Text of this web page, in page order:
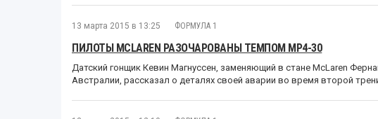
13 марта 2015 в 13:25 ФОРМУЛА 1
ПИЛОТЫ MCLAREN РАЗОЧАРОВАНЫ ТЕМПОМ МР4-30
Датский гонщик Кевин Магнуссен, заменяющий в стане McLaren
Австралии, рассказал о деталях своей аварии во время второй